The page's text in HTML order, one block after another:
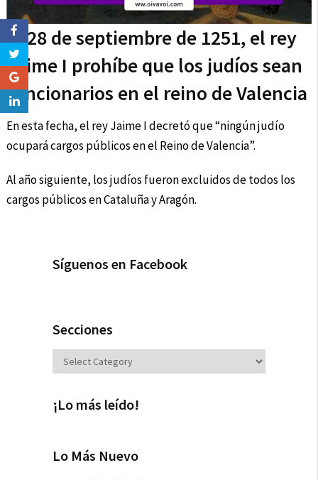
El 28 de septiembre de 1251, el rey
Jaime I prohíbe que los judíos sean
funcionarios en el reino de Valencia
En esta fecha, el rey Jaime I decretó que “ningún judío
ocupará cargos públicos en el Reino de Valencia”.
Al año siguiente, los judíos fueron excluidos de todos los
cargos públicos en Cataluña y Aragón.
Síguenos en Facebook
Secciones
Secciones
¡Lo más leído!
Lo Más Nuevo